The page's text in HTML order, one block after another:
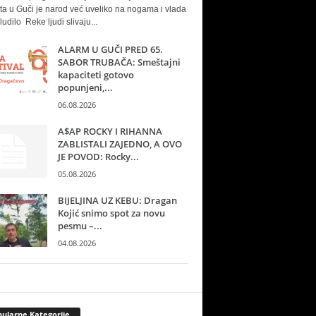
u Guči je narod već uveliko na nogama i vlada
Reke ljudi slivaju...
ALARM U GUČI PRED 65.
SABOR TRUBAČA: Smeštajni
kapaciteti gotovo
popunjeni,...
06.08.2026
A$AP ROCKY I RIHANNA
ZABLISTALI ZAJEDNO, A OVO
JE POVOD: Rocky...
05.08.2026
BIJELJINA UZ KEBU: Dragan
Kojić snimo spot za novu
pesmu –...
04.08.2026